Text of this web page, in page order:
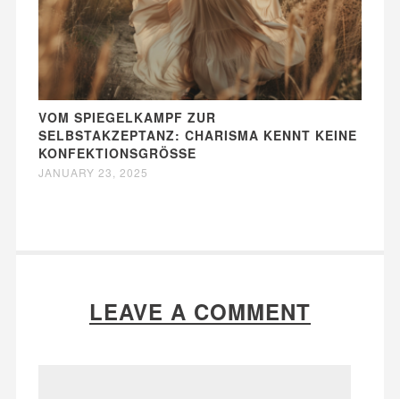
VOM SPIEGELKAMPF ZUR
SELBSTAKZEPTANZ: CHARISMA KENNT KEINE
KONFEKTIONSGRÖSSE
JANUARY 23, 2025
LEAVE A COMMENT